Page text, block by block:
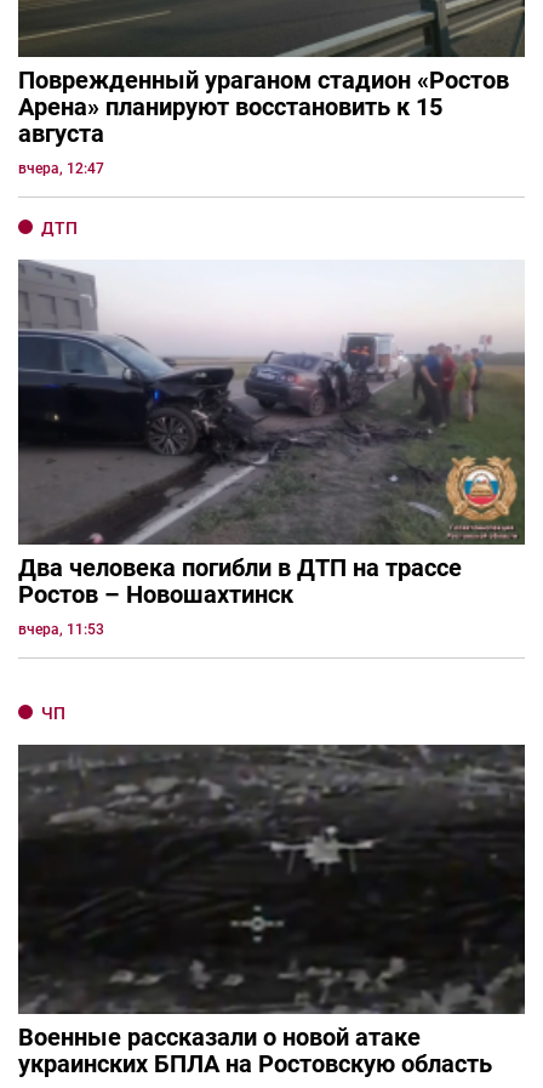
Поврежденный ураганом стадион «Ростов
Арена» планируют восстановить к 15
августа
вчера, 12:47
ДТП
Два человека погибли в ДТП на трассе
Ростов – Новошахтинск
вчера, 11:53
ЧП
Военные рассказали о новой атаке
украинских БПЛА на Ростовскую область